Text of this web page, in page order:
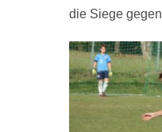
die Siege